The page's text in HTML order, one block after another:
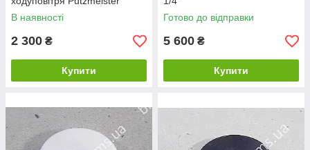
В наявності
2 300 ₴
Купити
Готово до відправки
5 600 ₴
Купити